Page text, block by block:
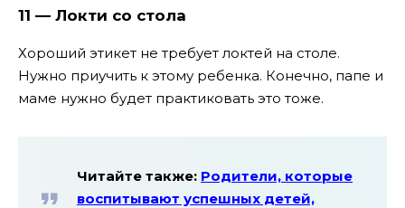
11 — Локти со стола
Хороший этикет не требует локтей на столе.
Нужно приучить к этому ребенка. Конечно, папе и
маме нужно будет практиковать это тоже.
Читайте также: Родители, которые
воспитывают успешных детей,